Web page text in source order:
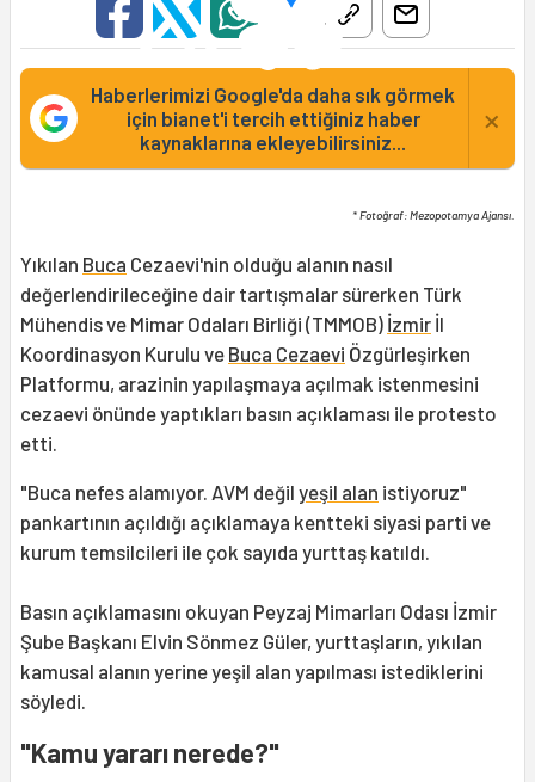
Haberlerimizi Google'da daha sık görmek
için bianet'i tercih ettiğiniz haber
kaynaklarına ekleyebilirsiniz...
×
* Fotoğraf: Mezopotamya Ajansı.
Yıkılan Buca Cezaevi'nin olduğu alanın nasıl
değerlendirileceğine dair tartışmalar sürerken Türk
Mühendis ve Mimar Odaları Birliği (TMMOB) İzmir İl
Koordinasyon Kurulu ve Buca Cezaevi Özgürleşirken
Platformu, arazinin yapılaşmaya açılmak istenmesini
cezaevi önünde yaptıkları basın açıklaması ile protesto
etti.
"Buca nefes alamıyor. AVM değil yeşil alan istiyoruz"
pankartının açıldığı açıklamaya kentteki siyasi parti ve
kurum temsilcileri ile çok sayıda yurttaş katıldı.
Basın açıklamasını okuyan Peyzaj Mimarları Odası İzmir
Şube Başkanı Elvin Sönmez Güler, yurttaşların, yıkılan
kamusal alanın yerine yeşil alan yapılması istediklerini
söyledi.
"Kamu yararı nerede?"